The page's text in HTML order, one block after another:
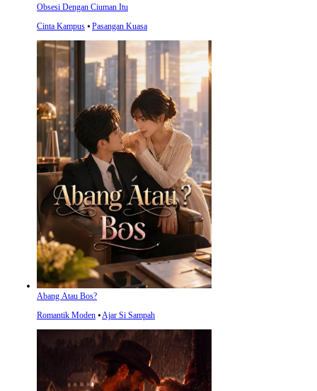
Obsesi Dengan Ciuman Itu
Cinta Kampus ⦁ Pasangan Kuasa
Abang Atau Bos?
Romantik Moden ⦁Ajar Si Sampah